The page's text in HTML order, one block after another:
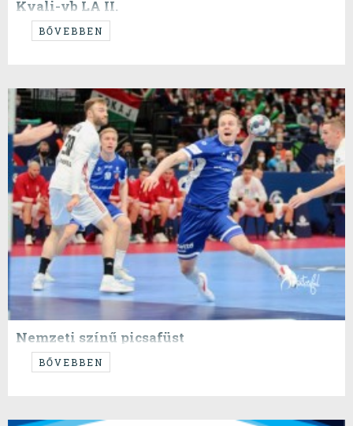
Kvali-vb LA II.
C- és D-csoport
BŐVEBBEN
Nemzeti színű picsafüst
...is picsafüst, sajnos...
BŐVEBBEN